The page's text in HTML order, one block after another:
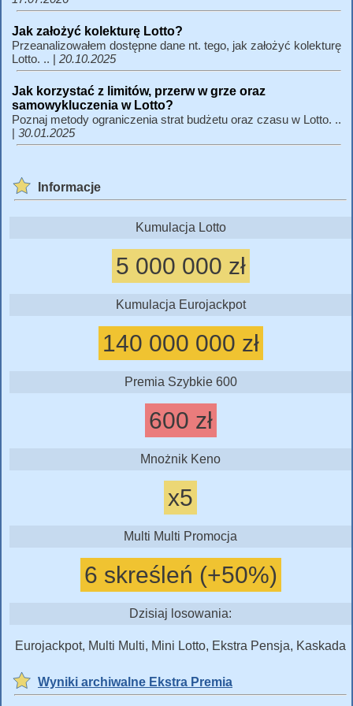
Jak założyć kolekturę Lotto?
Przeanalizowałem dostępne dane nt. tego, jak założyć kolekturę
Lotto. .. | 20.10.2025
Jak korzystać z limitów, przerw w grze oraz
samowykluczenia w Lotto?
Poznaj metody ograniczenia strat budżetu oraz czasu w Lotto. ..
| 30.01.2025
Informacje
Kumulacja Lotto
5 000 000 zł
Kumulacja Eurojackpot
140 000 000 zł
Premia Szybkie 600
600 zł
Mnożnik Keno
x5
Multi Multi Promocja
6 skreśleń (+50%)
Dzisiaj losowania:
Eurojackpot, Multi Multi, Mini Lotto, Ekstra Pensja, Kaskada
Wyniki archiwalne Ekstra Premia